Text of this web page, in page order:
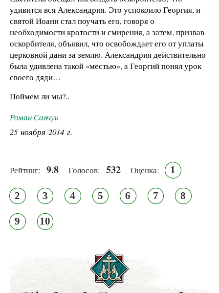
удивится вся Александрия. Это успокоило Георгия, и
святой Иоанн стал поучать его, говоря о
необходимости кротости и смирения, а затем, призвав
оскорбителя, объявил, что освобождает его от уплаты
церковной дани за землю. Александрия действительно
была удивлена такой «местью», а Георгий понял урок
своего дяди…
Поймем ли мы?..
Роман Савчук
25 ноября 2014 г.
Рейтинг: 9.8 Голосов: 532 Оценка: 1
2 3 4 5 6 7 8
9 10